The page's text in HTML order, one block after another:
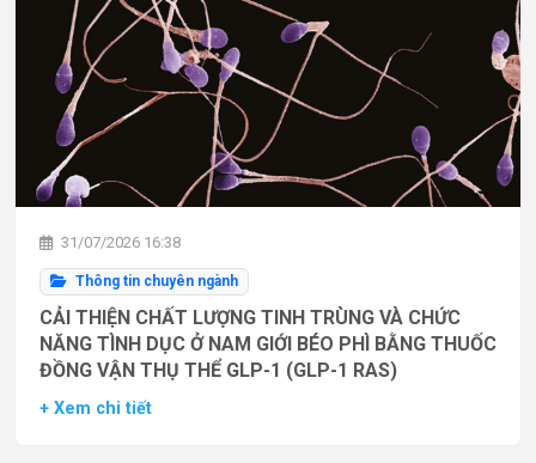
31/07/2026 16:38
Thông tin chuyên ngành
CẢI THIỆN CHẤT LƯỢNG TINH TRÙNG VÀ CHỨC
NĂNG TÌNH DỤC Ở NAM GIỚI BÉO PHÌ BẰNG THUỐC
ĐỒNG VẬN THỤ THỂ GLP-1 (GLP-1 RAS)
+ Xem chi tiết